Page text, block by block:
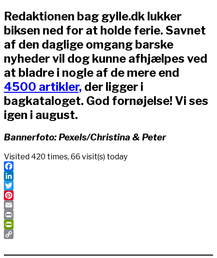
Redaktionen bag gylle.dk lukker
biksen ned for at holde ferie. Savnet
af den daglige omgang barske
nyheder vil dog kunne afhjælpes ved
at bladre i nogle af de mere end
4500 artikler, der ligger i
bagkataloget. God fornøjelse! Vi ses
igen i august.
Bannerfoto: Pexels/Christina & Peter
Visited 420 times, 66 visit(s) today
Facebook
LinkedIn
Twitter
Pinterest
Email
Print
PrintFriendly
Link